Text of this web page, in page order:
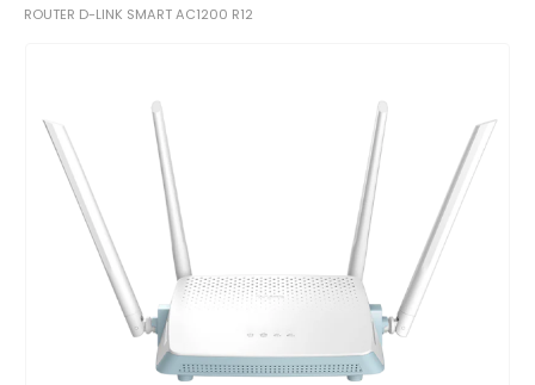
ROUTER D-LINK SMART AC1200 R12